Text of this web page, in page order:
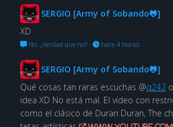
SERGIO [Army of Sobando🐸]
XD
No. ¿Verdad que no?· hace 4 horas
SERGIO [Army of Sobando🐸]
Qué cosas tan raras escuchas @q242
idea XD No está mal. El vídeo con
como el clásico de Duran Duran, The